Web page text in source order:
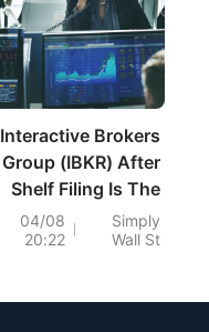
السهم
Interactive Brokers
Group (IBKR) After
Shelf Filing Is The
Stock A Bargain Or
Priced In
Simply
Wall St
04/08
20:22